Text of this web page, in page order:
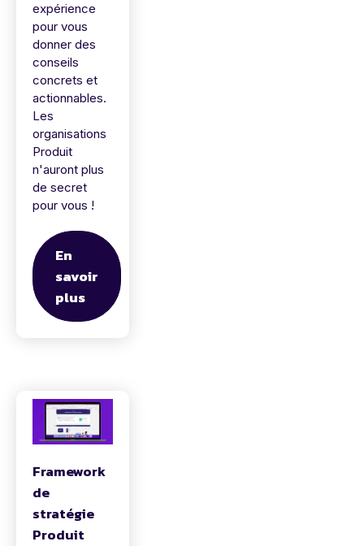
expérience
pour vous
donner des
conseils
concrets et
actionnables.
Les
organisations
Produit
n'auront plus
de secret
pour vous !
En
savoir
plus
Framework
de
stratégie
Produit